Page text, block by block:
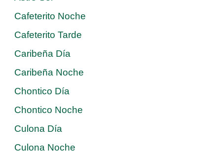
Cafeterito Noche
Cafeterito Tarde
Caribeña Día
Caribeña Noche
Chontico Día
Chontico Noche
Culona Día
Culona Noche